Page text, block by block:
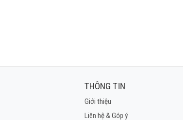
THÔNG TIN
Giới thiệu
Liên hệ & Góp ý